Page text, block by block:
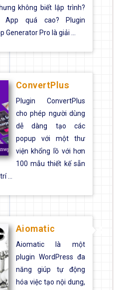
không biết lập trình?
quá cao? Plugin
Generator Pro là giải ...
ConvertPlus
Plugin ConvertPlus
cho phép người dùng
dễ dàng tạo các
popup với một thư
viện khổng lồ với hơn
100 mẫu thiết kế sẵn
...
Aiomatic
Aiomatic là một
plugin WordPress đa
năng giúp tự động
hóa việc tạo nội dung,